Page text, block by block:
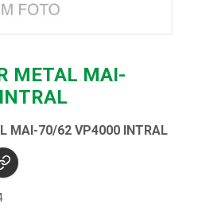
METAL MAI-
MAI-70/62 VP4000 INTRAL